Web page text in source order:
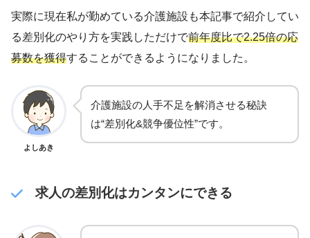
実際に現在私が勤めている介護施設も本記事で紹介してい
る差別化のやり方を実践しただけで前年度比で2.25倍の応
募数を獲得することができるようになりました。
よしあき
介護施設の人手不足を解消させる秘訣
は“差別化&競争優位性”です。
求人の差別化はカンタンにできる